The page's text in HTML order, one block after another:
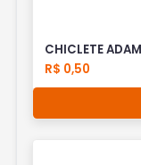
CHICLETE
R$ 0,50